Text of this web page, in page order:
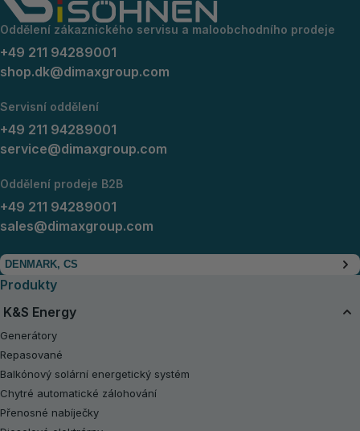
Oddělení zákaznického servisu a maloobchodního prodeje
+49 211 94289001
shop.dk@dimaxgroup.com
Servisní oddělení
+49 211 94289001
service@dimaxgroup.com
Oddělení prodeje B2B
+49 211 94289001
sales@dimaxgroup.com
DENMARK, CS
Produkty
K&S Energy
Generátory
Repasované
Balkónový solární energetický systém
Chytré automatické zálohování
Přenosné nabíječky